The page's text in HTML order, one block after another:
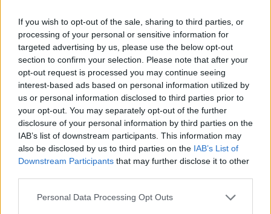
If you wish to opt-out of the sale, sharing to third parties, or
processing of your personal or sensitive information for
targeted advertising by us, please use the below opt-out
section to confirm your selection. Please note that after your
opt-out request is processed you may continue seeing
interest-based ads based on personal information utilized by
us or personal information disclosed to third parties prior to
your opt-out. You may separately opt-out of the further
disclosure of your personal information by third parties on the
IAB’s list of downstream participants. This information may
also be disclosed by us to third parties on the IAB’s List of
Downstream Participants that may further disclose it to other
Please note that this website/app uses one or more Google
Personal Data Processing Opt Outs
csak most kezd igazán különálló életet élni, amelyben a
Skarlát Gyorshajtó, azazFlash, és Higanyszál (az
koraféle) futnak versenyt egymással. A rajongói
kivitelezés és olcsóság ellenére bámulatos a
megvalósítás (khm...Pannónia kapitány), tele temérdek
utalással a sorozatra és a filmre, emellett még izgalmas
is, nem kevésbé az, ahogy maga a kis epizód készült.
Nektek hogy tetszik a végeredmény? Szerintetek ki
győzne? https://www.youtube.com/watch?v=VwcQY-
d0I_g https://www.youtube.com/watch?v=-E56fb9oMKA